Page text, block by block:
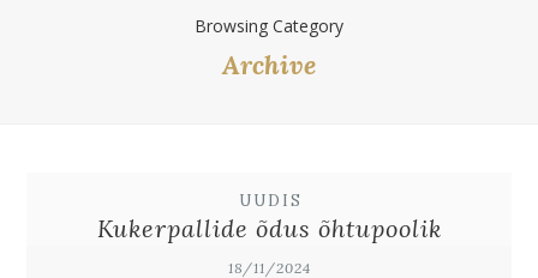
Browsing Category
Archive
UUDIS
Kukerpallide õdus õhtupoolik
18/11/2024